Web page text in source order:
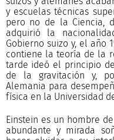
y escuelas técnicas
pero no de la Ciencia,
adquirió la
Gobierno suizo y, el año
contiene la teoría de la
tarde ideó el principio
de la gravitación y,
Alemania para
física en la Universidad
Einstein es un hombre
abundante y mirada